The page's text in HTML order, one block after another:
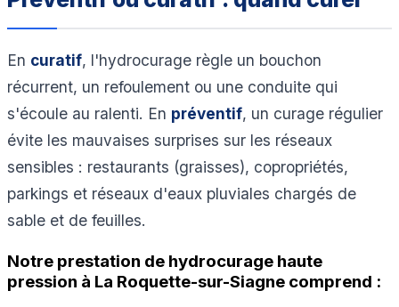
En curatif, l'hydrocurage règle un bouchon
récurrent, un refoulement ou une conduite qui
s'écoule au ralenti. En préventif, un curage régulier
évite les mauvaises surprises sur les réseaux
sensibles : restaurants (graisses), copropriétés,
parkings et réseaux d'eaux pluviales chargés de
sable et de feuilles.
Notre prestation de hydrocurage haute
pression à La Roquette-sur-Siagne comprend :